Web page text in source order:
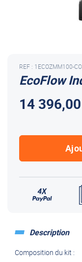
EcoFlow
REF : 1ECOZMM100-
14
Description
Composition du kit :